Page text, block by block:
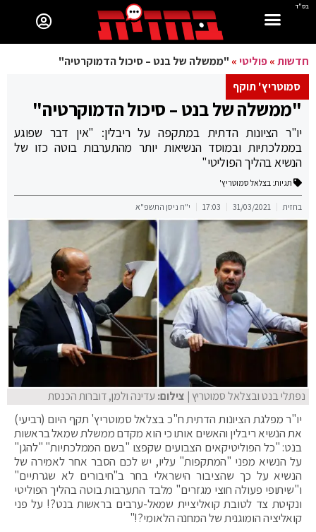
בס"ד
חדשות»פוליטי» "ממשלה של בנט – סיכול הדמוקרטיה"
סמוטריץ' תוקף
"ממשלה של בנט – סיכול הדמוקרטיה"
יו"ר הציונות הדתית במתקפה על ריבלין: "אין דבר שפוגע
בממלכתיות ובמוסד הנשיאות יותר מהתערבות בוטה כזו של
הנשיא בהליך הפוליטי"
תגיות: בצלאל סמוטריץ'
בחזית 31/03/2021
17:03 י"ח ניסן התשפ"א
נפתלי בנט ובצלאל סמוטריץ | צילום: עדינה ולמן, דוברות הכנסת
יו"ר מפלגת הציונות הדתית ח"כ בצלאל סמוטריץ' תקף היום (רביעי)
את הנשיא ריבלין והאשים אותו כי הוא מקדם ממשלת שמאל בראשות
בנט: "כל הפוליטיקאים הצבועים שקפצו "בשם הממלכתיות" "להגן"
על הנשיא מפני "המתקפות" עליו, יש לכם הסבר אחר לאמירה של
הנשיא על כך שהציבור הישראלי בחר ב"חיבורים לא שגרתיים"
ו"שיתופי פעולה חוצי מגזרים" מלבד התערבות בוטה בהליך הפוליטי
ונקיטת צד לטובת קואליציית שמאל-ערבים בראשות בנט?! על פני
קואליציה הומוגנית של המחנה הלאומי?!"